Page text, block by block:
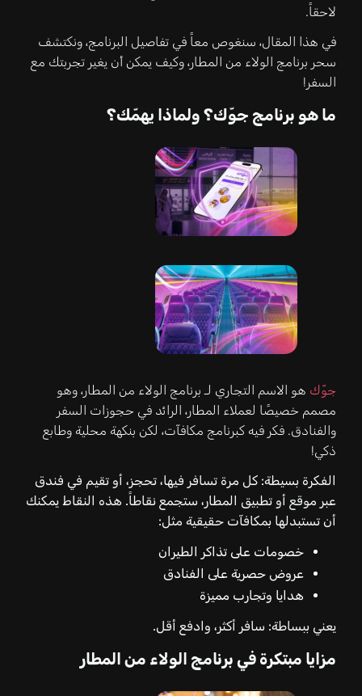
لاحقاً.
في هذا المقال، سنغوص معاً في تفاصيل البرنامج، ونكتشف
سحر برنامج الولاء من المطار، وكيف يمكن أن يغير تجربتك مع
السفر!
ما هو برنامج جوّك؟ ولماذا يهمّك؟
جوّك هو الاسم التجاري لـ برنامج الولاء من المطار، وهو
مصمم خصيصًا لعملاء المطار، الرائد في حجوزات السفر
والفنادق. فكر فيه كبرنامج مكافآت، لكن بنكهة محلية وطابع
ذكي!
الفكرة بسيطة: كل مرة تسافر فيها، تحجز، أو تقيم في فندق
عبر موقع أو تطبيق المطار، ستجمع نقاطاً. هذه النقاط يمكنك
أن تستبدلها بمكافآت حقيقية مثل:
خصومات على تذاكر الطيران
عروض حصرية على الفنادق
هدايا وتجارب مميزة
يعني ببساطة: سافر أكثر، وادفع أقل.
مزايا مبتكرة في برنامج الولاء من المطار